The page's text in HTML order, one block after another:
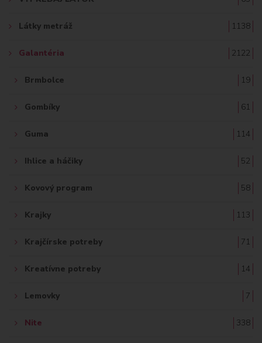
Látky metráž 1138
Galantéria 2122
Brmbolce 19
Gombíky 61
Guma 114
Ihlice a háčiky 52
Kovový program 58
Krajky 113
Krajčírske potreby 71
Kreatívne potreby 14
Lemovky 7
Nite 338